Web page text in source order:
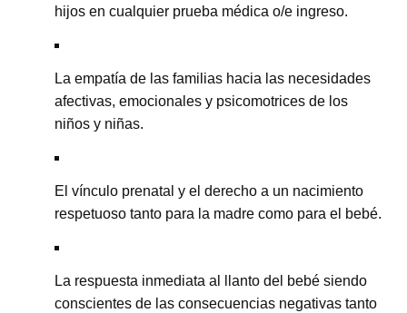
hijos en cualquier prueba médica o/e ingreso.
La empatía de las familias hacia las necesidades
afectivas, emocionales y psicomotrices de los
niños y niñas.
El vínculo prenatal y el derecho a un nacimiento
respetuoso tanto para la madre como para el bebé.
La respuesta inmediata al llanto del bebé siendo
conscientes de las consecuencias negativas tanto